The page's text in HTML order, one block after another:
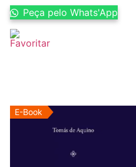
Peça pelo Whats'App
E-Book